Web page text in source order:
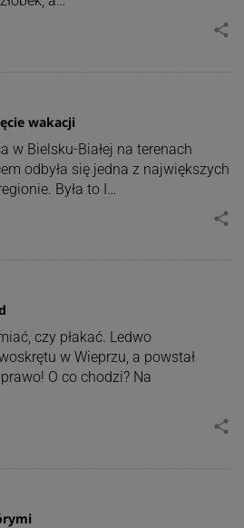
share
wakacji
w Bielsku-Białej na terenach
odbyła się jedna z największych
Była to I…
share
czy płakać. Ledwo
w Wieprzu, a powstał
O co chodzi? Na
share